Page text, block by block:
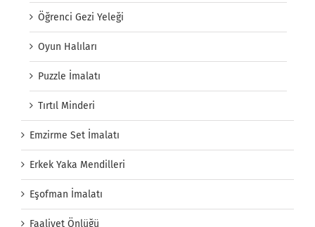
Öğrenci Gezi Yeleği
Oyun Halıları
Puzzle İmalatı
Tırtıl Minderi
Emzirme Set İmalatı
Erkek Yaka Mendilleri
Eşofman İmalatı
Faaliyet Önlüğü